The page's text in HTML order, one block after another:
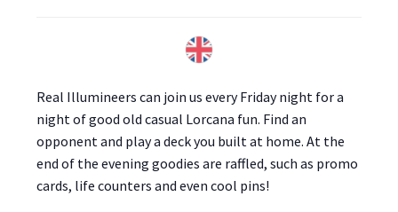
Real Illumineers can join us every Friday night for a
night of good old casual Lorcana fun. Find an
opponent and play a deck you built at home. At the
end of the evening goodies are raffled, such as promo
cards, life counters and even cool pins!